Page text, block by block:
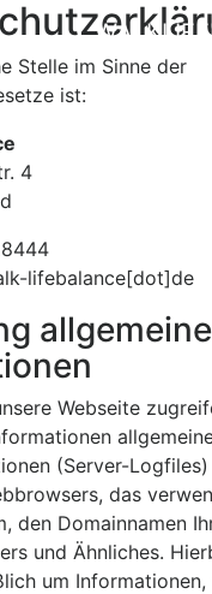
Stelle im Sinne der
ist:
4
lifebalance[dot]de
Webseite
(Server-
das
den Domainnamen
und Ähnliches.
um